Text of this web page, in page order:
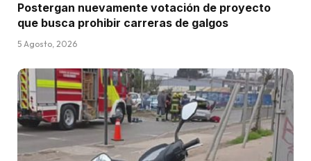
Postergan nuevamente votación de proyecto
que busca prohibir carreras de galgos
5 Agosto, 2026